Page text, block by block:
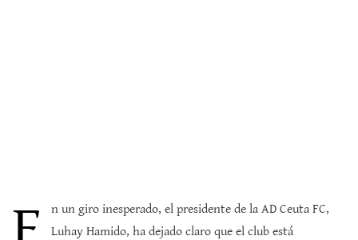
n un giro inesperado, el presidente de la AD Ceuta FC,
Luhay Hamido, ha dejado claro que el club está